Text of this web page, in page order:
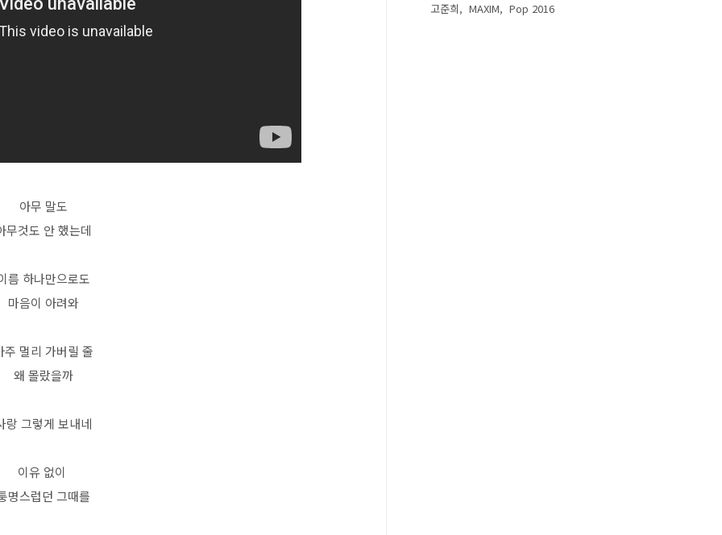
아무 말도
무것도 안 했는데
름 하나만으로도
마음이 아려와
주 멀리 가버릴 줄
왜 몰랐을까
랑 그렇게 보내네
이유 없이
명스럽던 그때를
고준희
MAXIM Pop 2016